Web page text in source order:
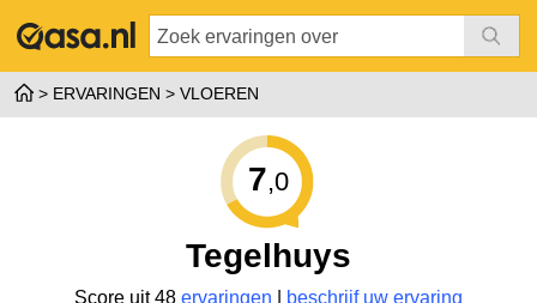
ERVARINGEN VLOEREN
7,0
Tegelhuys
Score uit 48 ervaringen
beschrijf uw ervaring